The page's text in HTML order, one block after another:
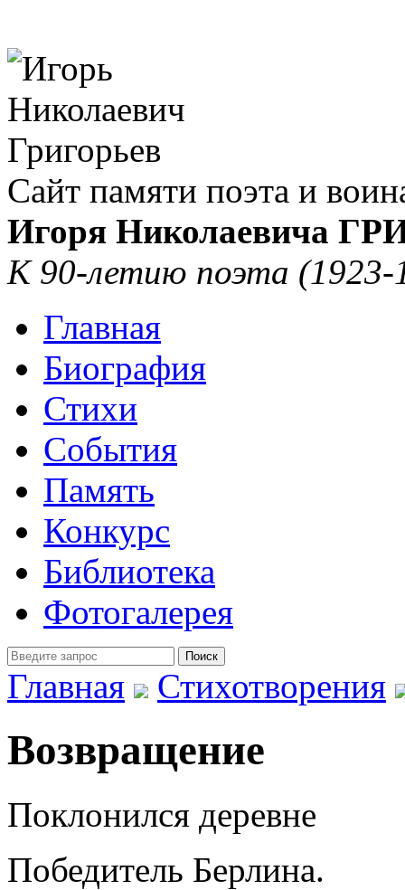
Сайт памяти поэта и
Игоря Николаевича
К 90-летию поэта (1923-
Главная
Биография
Стихи
События
Память
Конкурс
Библиотека
Фотогалерея
Главная
Стихотворения
Возвращение
Поклонился деревне
Победитель Берлина.